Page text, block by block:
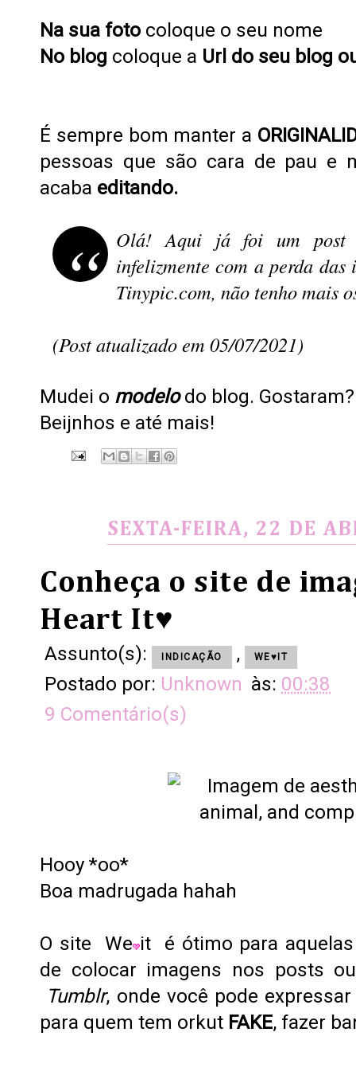
Na sua foto coloque o seu nome
No blog coloque a Url do seu blog
É sempre bom manter a
pessoas que são cara de pau e
acaba editando.
Olá! Aqui já foi um post
infelizmente com a perda das
Tinypic.com, não tenho mais
(Post atualizado em 05/07/2021)
Mudei o modelodo blog.
Beijnhos e até mais!
SEXTA-FEIRA, 22 DE
Conheça o site de
Heart It♥
Assunto(s): INDICAÇÃO , WE♥IT
Postado por: Unknown às: 00:38
9 Comentário(s)
Hooy *oo*
Boa madrugada hahah
O site We it é ótimo para
de colocar imagens nos posts
Tumblr, onde você pode
para quem tem orkut FAKE, fazer